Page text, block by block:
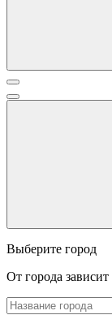
Выберите город
От города